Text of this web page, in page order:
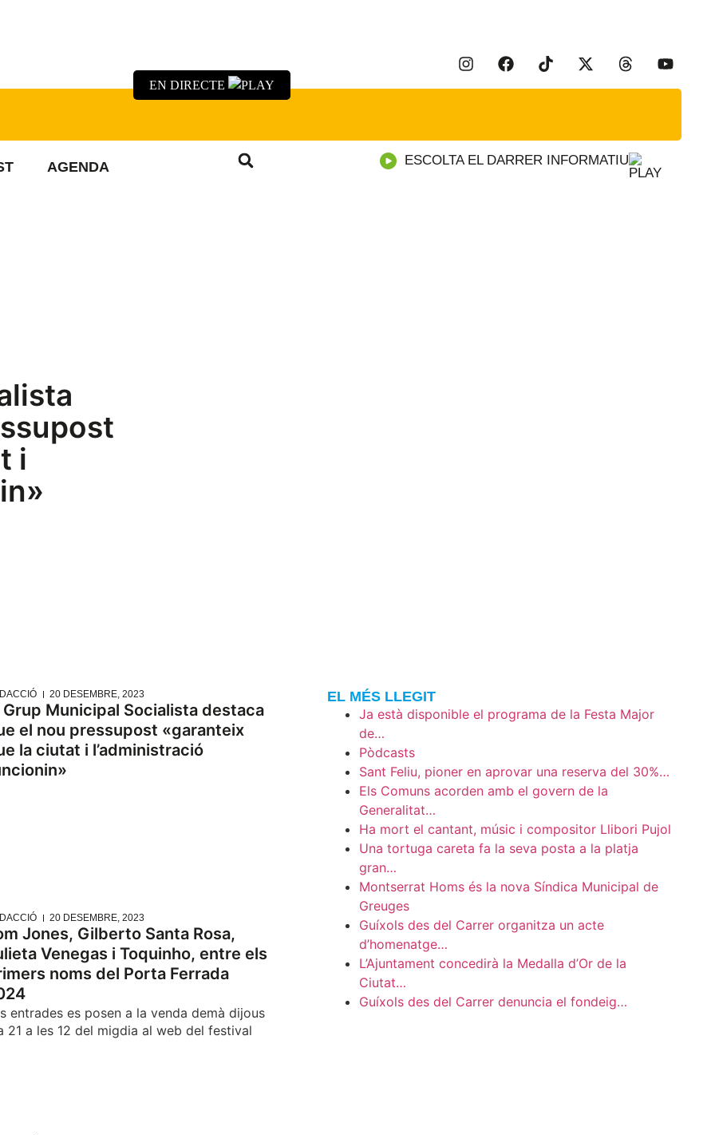
EN DIRECTE
AGENDA ESCOLTA EL DARRER INFORMATIU
i
20 DESEMBRE, 2023
Grup Municipal Socialista destaca
el nou pressupost «garanteix
la ciutat i l’administració
20 DESEMBRE, 2023
Jones, Gilberto Santa Rosa,
Venegas i Toquinho, entre els
noms del Porta Ferrada
entrades es posen a la venda demà dijous
21 a les 12 del migdia al web del festival
EL MÉS LLEGIT
Ja està disponible el programa de la Festa Major
de…
Pòdcasts
Sant Feliu, pioner en aprovar una reserva del 30%…
Els Comuns acorden amb el govern de la
Generalitat…
Ha mort el cantant, músic i compositor Llibori Pujol
Una tortuga careta fa la seva posta a la platja
gran…
Montserrat Homs és la nova Síndica Municipal de
Greuges
Guíxols des del Carrer organitza un acte
d’homenatge…
L’Ajuntament concedirà la Medalla d’Or de la
Ciutat…
Guíxols des del Carrer denuncia el fondeig…